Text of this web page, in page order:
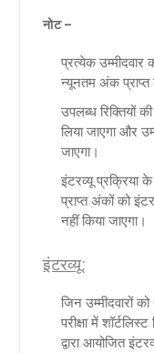
नोट –
प्रत्येक
न्यूनतम अंक प्राप्त
उपलब्ध रिक्तियों
लिया जाएगा और
जाएगा।
इंटरव्यू प्रक्रिया
प्राप्त अंकों को
नहीं किया जाएगा।
इंटरव्यू:
जिन उम्मीदवारों
परीक्षा में
द्वारा आयोजित